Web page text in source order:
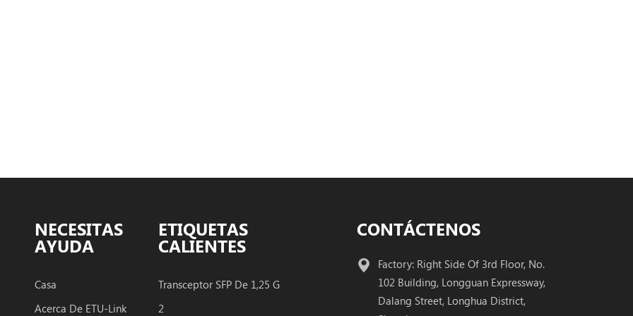
NECESITAS
AYUDA
Casa
Acerca De ETU-Link
ETIQUETAS
CALIENTES
Transceptor SFP De 1,25 G
2
CONTÁCTENOS
Factory: Right Side Of 3rd Floor, No.
102 Building, Longguan Expressway,
Dalang Street, Longhua District,